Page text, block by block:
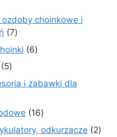
choinkowe i
77
produktów
66
55
produktów
i zabawki dla
1616
produktów
odkurzacze 22